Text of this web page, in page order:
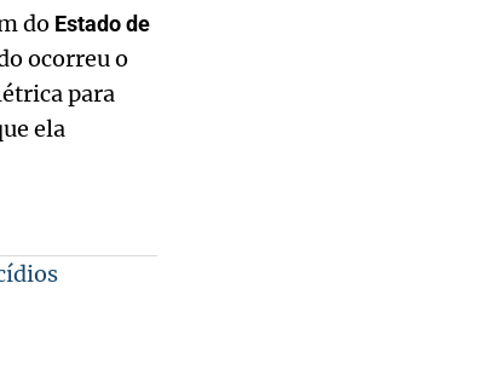
do Estado de
ocorreu o
para
ela